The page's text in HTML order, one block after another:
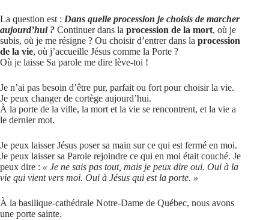
La question est : Dans quelle procession je choisis de marcher
aujourd’hui ? Continuer dans la procession de la mort, où je
subis, où je me résigne ? Ou choisir d’entrer dans la procession
de la vie, où j’accueille Jésus comme la Porte ?
Où je laisse Sa parole me dire lève-toi !
Je n’ai pas besoin d’être pur, parfait ou fort pour choisir la vie.
Je peux changer de cortège aujourd’hui.
À la porte de la ville, la mort et la vie se rencontrent, et la vie a
le dernier mot.
Je peux laisser Jésus poser sa main sur ce qui est fermé en moi.
Je peux laisser sa Parole rejoindre ce qui en moi était couché. Je
peux dire : « Je ne sais pas tout, mais je peux dire oui. Oui à la
vie qui vient vers moi. Oui à Jésus qui est la porte. »
À la basilique-cathédrale Notre-Dame de Québec, nous avons
une porte sainte.